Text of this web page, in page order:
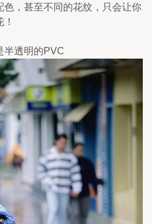
色，甚至不同的花纹，只会让你
半透明的PVC